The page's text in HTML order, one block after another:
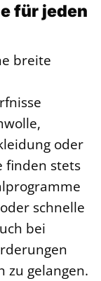
für jeden
breite
oder
finden stets
schnelle
bei
zu gelangen.